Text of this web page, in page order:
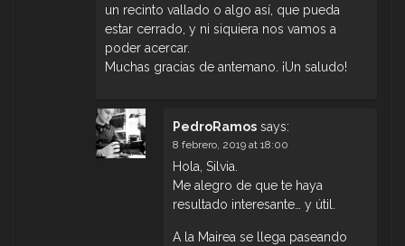
un recinto vallado o algo así, que pueda
estar cerrado, y ni siquiera nos vamos a
poder acercar.
Muchas gracias de antemano. ¡Un saludo!
PedroRamos says:
8 febrero, 2019 at 18:00
Hola, Silvia.
Me alegro de que te haya
resultado interesante… y útil.
A la Mairea se llega paseando